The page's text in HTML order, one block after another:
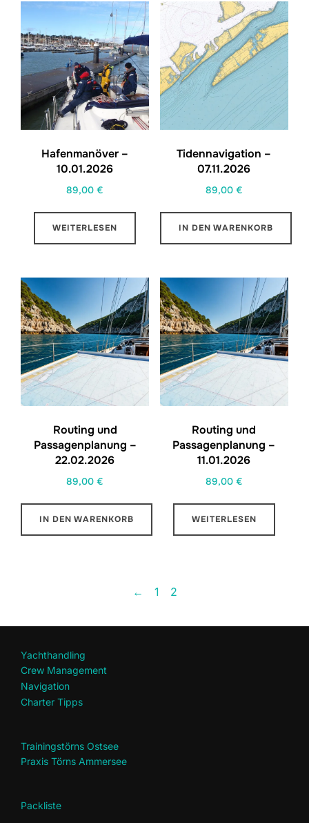
Hafenmanöver –
10.01.2026
89,00€
WEITERLESEN
Tidennavigation –
07.11.2026
89,00 €
IN DEN WARENKORB
Routing und
Passagenplanung –
22.02.2026
89,00€
IN DEN WARENKORB
Routing und
Passagenplanung –
11.01.2026
89,00 €
WEITERLESEN
← 1 2
Yachthandling
Crew Management
Navigation
Charter Tipps
Trainingstörns Ostsee
Praxis Törns Ammersee
Packliste